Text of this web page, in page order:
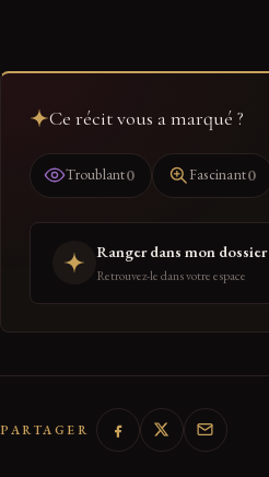
Ce récit vous a marqué ?
Troublant0 Fascinant0
Ranger dans mon dossier
Retrouvez-le dans votre espace
PARTAGER